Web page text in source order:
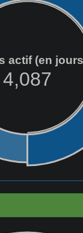
actif (en
4,087